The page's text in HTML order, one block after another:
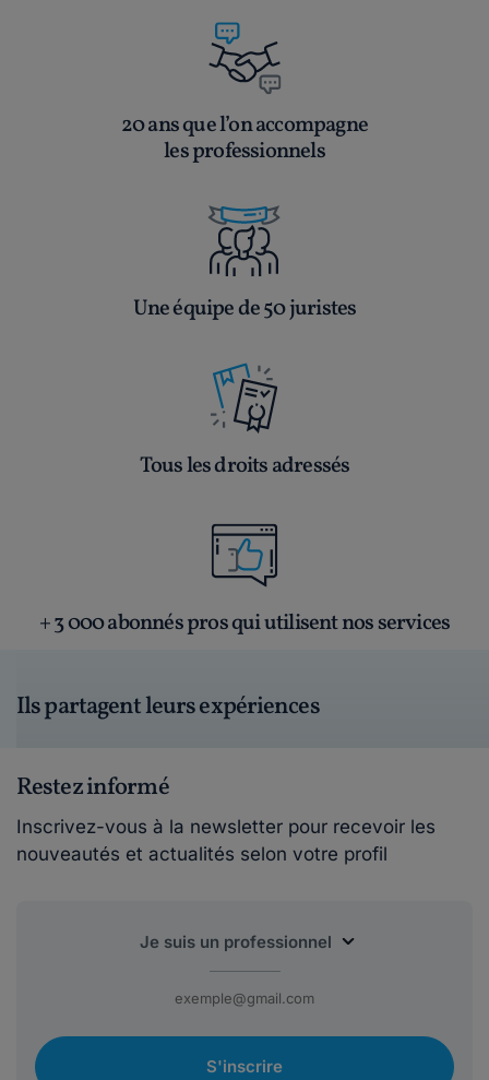
20 ans que l’on accompagne
les professionnels
Une équipe de 50 juristes
Tous les droits adressés
+ 3 000 abonnés pros qui utilisent nos services
Ils partagent leurs expériences
Restez informé
Inscrivez-vous à la newsletter pour recevoir les
nouveautés et actualités selon votre profil
S'inscrire